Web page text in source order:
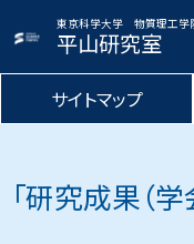
東京科学大学 物質理工
平山研究室
サイトマップ
「研究成果（